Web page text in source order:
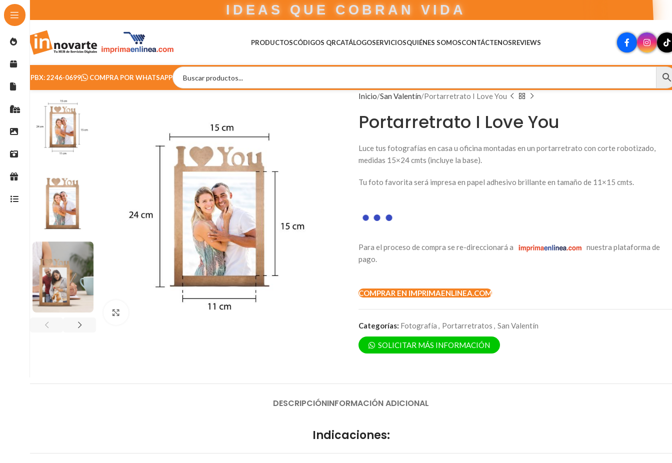
IDEAS QUE COBRAN VIDA
PRODUCTOSCÓDIGOS QRCATÁLOGOSERVICIOSQUIÉNES SOMOSCONTÁCTENOSREVIEWS
PBX: 2246-0699 COMPRA POR WHATSAPP
Inicio San Valentín Portarretrato I Love You
Portarretrato I Love You
Luce tus fotografías en casa u oficina montadas en un portarretrato con corte robotizado,
medidas 15×24 cmts (incluye la base).
Tu foto favorita será impresa en papel adhesivo brillante en tamaño de 11×15 cmts.
Para el proceso de compra se re-direccionará a
nuestra plataforma de
pago.
COMPRAR EN IMPRIMAENLINEA.COM
Categorías: Fotografía , Portarretratos , San Valentín
SOLICITAR MÁS INFORMACIÓN
DESCRIPCIÓNINFORMACIÓN ADICIONAL
Indicaciones: